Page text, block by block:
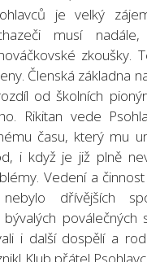
je velký
musí
zkoušky.
Členská základna
od školních
Rikitan vede
času, který mu
i když je již plně
Vedení a
dřívějších
poválečných
i další dospělí a
Klub přátel